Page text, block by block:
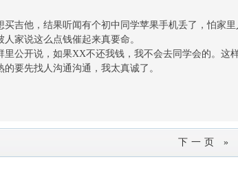
吉他，结果听闻有个初中同学苹果手机丢了，怕家
家说这么点钱催起来真要命。
公开说，如果XX不还我钱，我不会去同学会的。这
要先找人沟通沟通，我太真诚了。
下一页 »